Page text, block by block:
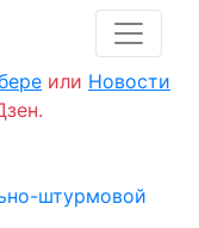
или Новости
штурмовой